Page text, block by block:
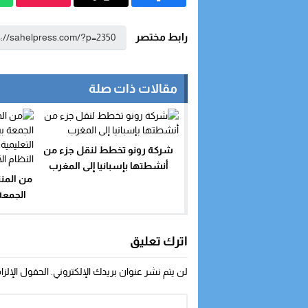
رابط مختصر
مقالات ذات صلة
شركة رونو تخطط لنقل جزء من
أنشطتها بإسبانيا إلى المغرب
من
اترك تعليق
لن يتم نشر عنوان بريدك الإلكتروني. الحقول